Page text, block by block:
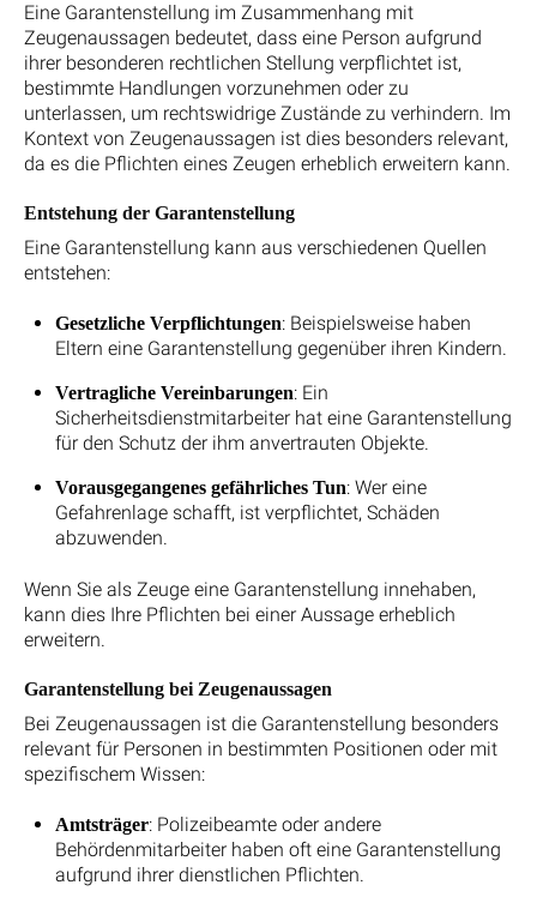
Eine Garantenstellung im Zusammenhang mit
Zeugenaussagen bedeutet, dass eine Person aufgrund
ihrer besonderen rechtlichen Stellung verpflichtet ist,
bestimmte Handlungen vorzunehmen oder zu
unterlassen, um rechtswidrige Zustände zu verhindern. Im
Kontext von Zeugenaussagen ist dies besonders relevant,
da es die Pflichten eines Zeugen erheblich erweitern kann.
Entstehung der Garantenstellung
Eine Garantenstellung kann aus verschiedenen Quellen
entstehen:
Gesetzliche Verpflichtungen: Beispielsweise haben
Eltern eine Garantenstellung gegenüber ihren Kindern.
Vertragliche Vereinbarungen: Ein
Sicherheitsdienstmitarbeiter hat eine Garantenstellung
für den Schutz der ihm anvertrauten Objekte.
Vorausgegangenes gefährliches Tun: Wer eine
Gefahrenlage schafft, ist verpflichtet, Schäden
abzuwenden.
Wenn Sie als Zeuge eine Garantenstellung innehaben,
kann dies Ihre Pflichten bei einer Aussage erheblich
erweitern.
Garantenstellung bei Zeugenaussagen
Bei Zeugenaussagen ist die Garantenstellung besonders
relevant für Personen in bestimmten Positionen oder mit
spezifischem Wissen:
Amtsträger: Polizeibeamte oder andere
Behördenmitarbeiter haben oft eine Garantenstellung
aufgrund ihrer dienstlichen Pflichten.